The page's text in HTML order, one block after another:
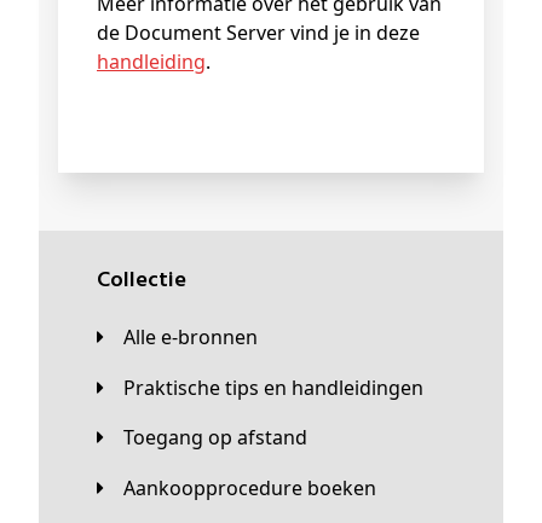
de Document Server vind je in deze
handleiding.
Collectie
Alle e-bronnen
Praktische tips en handleidingen
Toegang op afstand
Aankoopprocedure boeken